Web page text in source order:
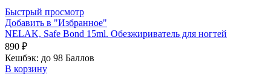
Быстрый просмотр
Добавить в "Избранное"
NELAK, Safe Bond 15ml. Обезжириватель для ногтей
890 ₽
Кешбэк: до 98 Баллов
В корзину